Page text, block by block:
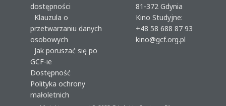
dostępności
Klauzula o
przetwarzaniu danych
osobowych
Jak poruszać się po
GCF-ie
Dostępność
Polityka ochrony
małoletnich
81-372 Gdynia
Kino Studyjne:
+48 58 688 87 93
kino@gcf.org.pl